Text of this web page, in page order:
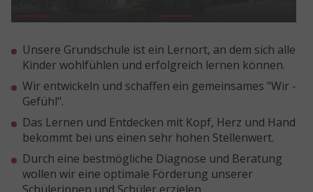
Unsere Grundschule ist ein Lernort, an dem sich alle
Kinder wohlfühlen und erfolgreich lernen können.
Wir entwickeln und schaffen ein gemeinsames "Wir -
Gefühl".
Das Lernen und Entdecken mit Kopf, Herz und Hand
bekommt bei uns einen sehr hohen Stellenwert.
Durch eine bestmögliche Diagnose und Beratung
wollen wir eine optimale Förderung unserer